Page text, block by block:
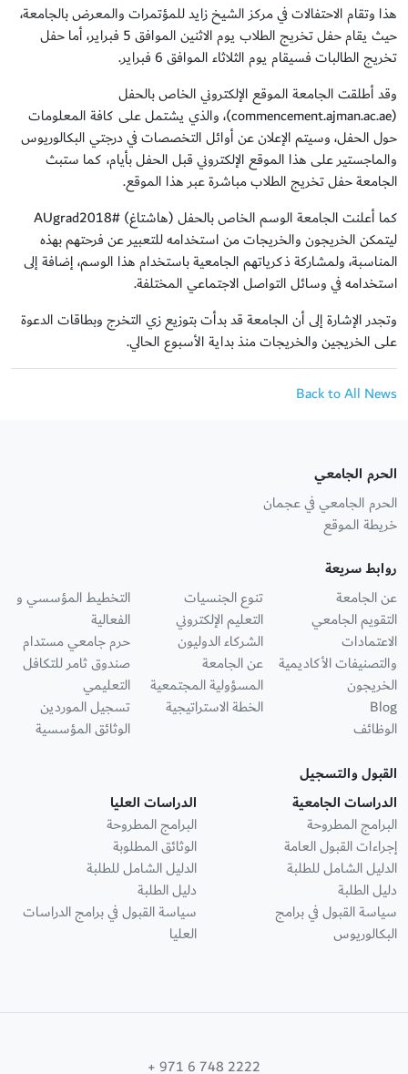
هذا وتقام الاحتفالات في مركز الشيخ زايد للمؤتمرات والمعرض بالجامعة،
حيث يقام حفل تخريج الطلاب يوم الاثنين الموافق 5 فبراير، أما حفل
تخريج الطالبات فسيقام يوم الثلاثاء الموافق 6 فبراير.
وقد أطلقت الجامعة الموقع الإلكتروني الخاص بالحفل
(commencement.ajman.ac.ae)، والذي يشتمل على كافة المعلومات
حول الحفل، وسيتم الإعلان عن أوائل التخصصات في درجتي البكالوريوس
والماجستير على هذا الموقع الإلكتروني قبل الحفل بأيام، كما ستبث
الجامعة حفل تخريج الطلاب مباشرة عبر هذا الموقع.
كما أعلنت الجامعة الوسم الخاص بالحفل (هاشتاغ) #AUgrad2018
ليتمكن الخريجون والخريجات من استخدامه للتعبير عن فرحتهم بهذه
المناسبة، ولمشاركة ذكرياتهم الجامعية باستخدام هذا الوسم، إضافة إلى
استخدامه في وسائل التواصل الاجتماعي المختلفة.
وتجدر الإشارة إلى أن الجامعة قد بدأت بتوزيع زي التخرج وبطاقات الدعوة
على الخريجين والخريجات منذ بداية الأسبوع الحالي.
Back to All News
الحرم الجامعي
الحرم الجامعي في عجمان
خريطة الموقع
روابط سريعة
عن الجامعة
التقويم الجامعي
الاعتمادات
والتصنيفات الأكاديمية
الخريجون
Blog
الوظائف
تنوع الجنسيات
التعليم الإلكتروني
الشركاء الدوليون
عن الجامعة
المسؤولية المجتمعية
الخطة الاستراتيجية
التخطيط المؤسسي و
الفعالية
حرم جامعي مستدام
صندوق ثامر للتكافل
التعليمي
تسجيل الموردين
الوثائق المؤسسية
القبول والتسجيل
الدراسات الجامعية
البرامج المطروحة
إجراءات القبول العامة
الدليل الشامل للطلبة
دليل الطلبة
سياسة القبول في برامج
البكالوريوس
الدراسات العليا
البرامج المطروحة
الوثائق المطلوبة
الدليل الشامل للطلبة
دليل الطلبة
سياسة القبول في برامج الدراسات
العليا
+ 971 6 748 2222